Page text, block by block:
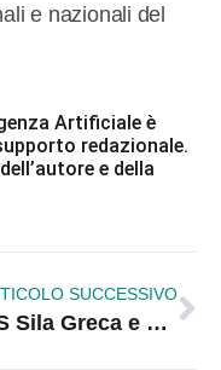
e nazionali del
Artificiale è
redazionale.
e della
SUCCESSIVO
TIS Sila Greca e San Giovanni in Fiore: Tavernise (M5S) chiede chiarezza e stabilizzazione immediata